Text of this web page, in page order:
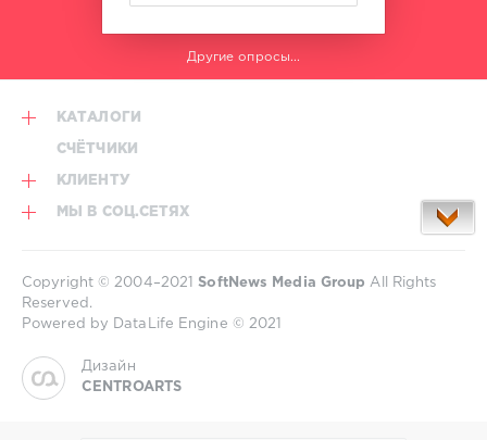
Другие опросы...
КАТАЛОГИ
СЧЁТЧИКИ
КЛИЕНТУ
МЫ В СОЦ.СЕТЯХ
Copyright © 2004–2021SoftNews Media Group All Rights
Reserved.
Powered by DataLife Engine © 2021
Дизайн
CENTROARTS